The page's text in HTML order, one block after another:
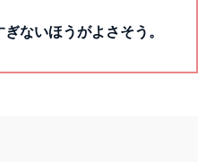
ないほうがよさそう。